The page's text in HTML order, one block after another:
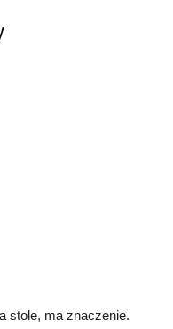
stole, ma znaczenie.